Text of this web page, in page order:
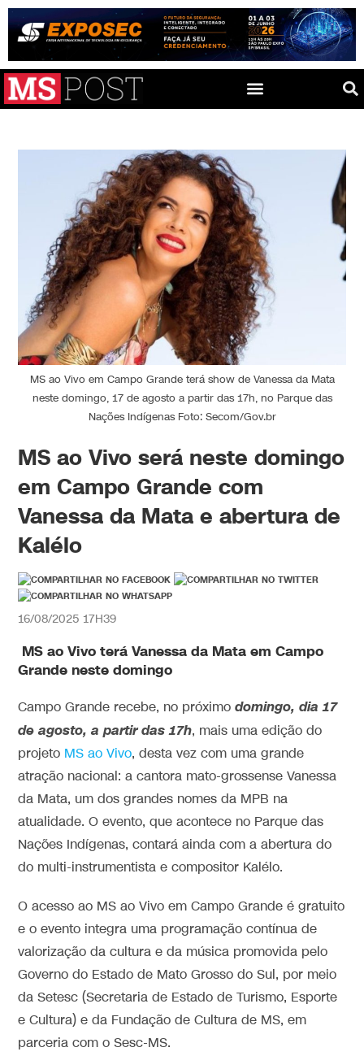
MS ao Vivo em Campo Grande terá show de Vanessa da Mata
neste domingo, 17 de agosto a partir das 17h, no Parque das
Nações Indígenas Foto: Secom/Gov.br
MS ao Vivo será neste domingo
em Campo Grande com
Vanessa da Mata e abertura de
Kalélo
16/08/2025 17H39
MS ao Vivo terá Vanessa da Mata em Campo
Grande neste domingo
Campo Grande recebe, no próximodomingo, dia 17
de agosto, a partir das 17h, mais uma edição do
projeto MS ao Vivo, desta vez com uma grande
atração nacional: a cantora mato-grossense Vanessa
da Mata, um dos grandes nomes da MPB na
atualidade. O evento, que acontece no Parque das
Nações Indígenas, contará ainda com a abertura do
do multi-instrumentista e compositor Kalélo.
O acesso ao MS ao Vivo em Campo Grande é gratuito
e o evento integra uma programação contínua de
valorização da cultura e da música promovida pelo
Governo do Estado de Mato Grosso do Sul, por meio
da Setesc (Secretaria de Estado de Turismo, Esporte
e Cultura) e da Fundação de Cultura de MS, em
parceria com o Sesc-MS.